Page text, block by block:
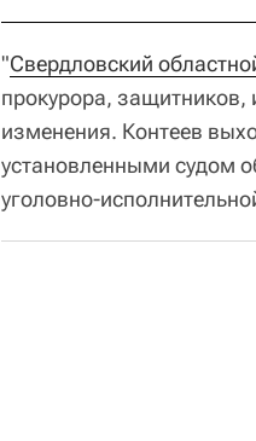
"Свердловский
прокурора, защитников,
изменения. Контеев
установленными судом
уголовно-